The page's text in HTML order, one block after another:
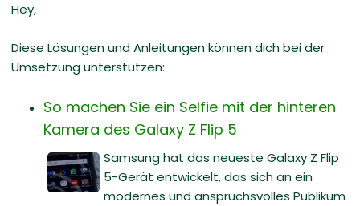
Hey,
Diese Lösungen und Anleitungen können dich bei der
Umsetzung unterstützen:
So machen Sie ein Selfie mit der hinteren
Kamera des Galaxy Z Flip 5
Samsung hat das neueste Galaxy Z Flip
5-Gerät entwickelt, das sich an ein
modernes und anspruchsvolles Publikum